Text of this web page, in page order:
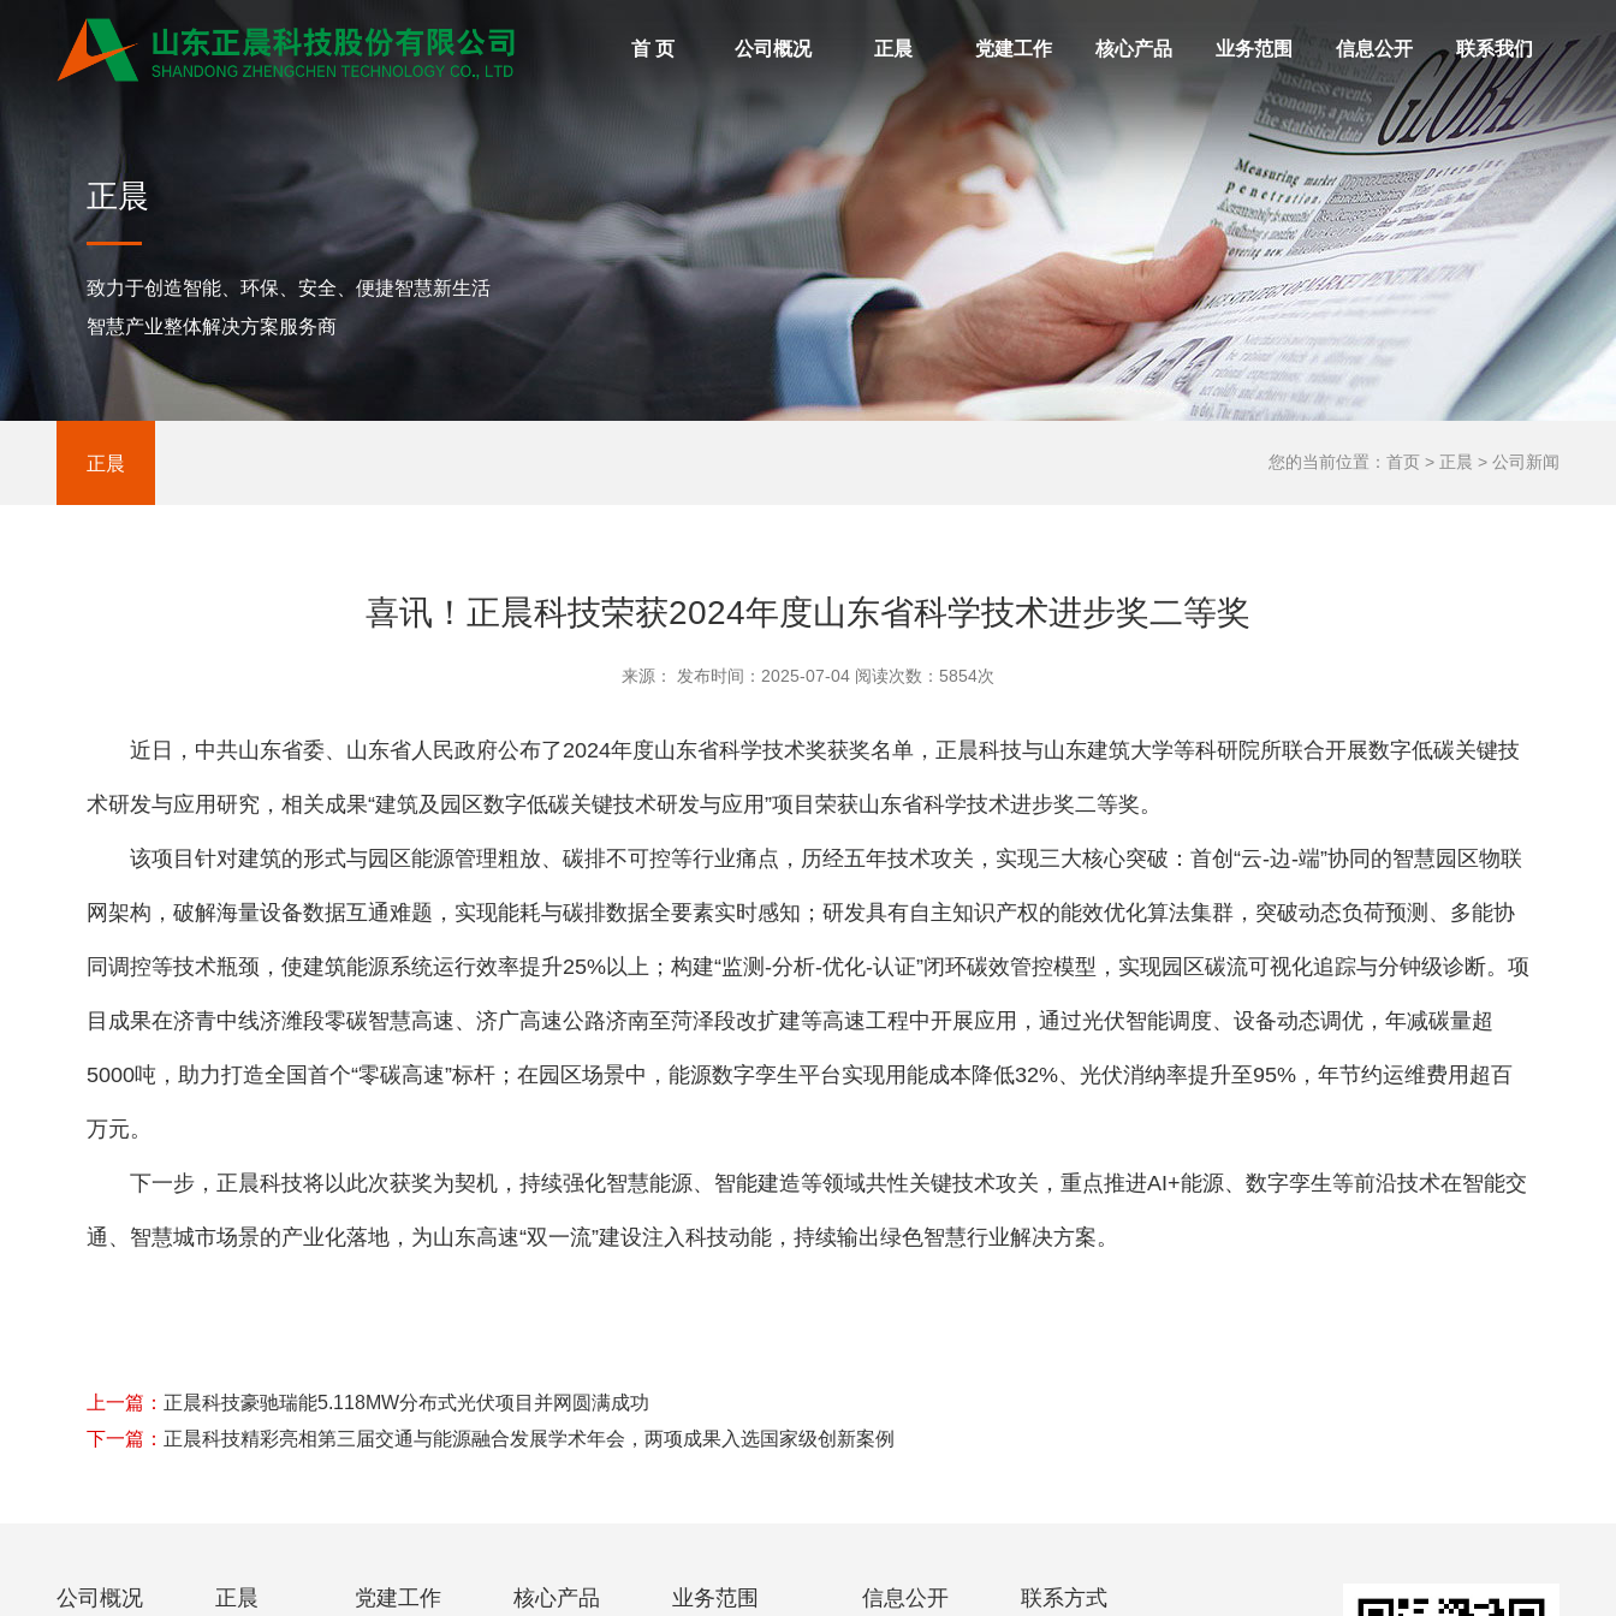
首 页 公司概况 正晨 党建工作 核心产品 业务范围 信息公开 联系我们
正晨
致力于创造智能、环保、安全、便捷智慧新生活
智慧产业整体解决方案服务商
正晨 您的当前位置： 首页 > 正晨 > 公司新闻
喜讯！正晨科技荣获2024年度山东省科学技术进步奖二等奖
来源： 发布时间：2025-07-04 阅读次数：5854次
近日，中共山东省委、山东省人民政府公布了2024年度山东省科学技术奖获奖名单，正晨科技与山东建筑大学等科研院所联合开展数字低碳关键技
术研发与应用研究，相关成果“建筑及园区数字低碳关键技术研发与应用”项目荣获山东省科学技术进步奖二等奖。
该项目针对建筑的形式与园区能源管理粗放、碳排不可控等行业痛点，历经五年技术攻关，实现三大核心突破：首创 “云-边-端”协同的智慧园区物联
网架构，破解海量设备数据互通难题，实现能耗与碳排数据全要素实时感知；研发具有自主知识产权的能效优化算法集群，突破动态负荷预测、多能协
同调控等技术瓶颈，使建筑能源系统运行效率提升25%以上；构建“监测-分析-优化-认证”闭环碳效管控模型，实现园区碳流可视化追踪与分钟级诊断。 项
目成果在济青中线济潍段零碳智慧高速、济广高速公路济南至菏泽段改扩建等高速工程中开展应用 ，通过光伏智能调度、设备动态调优，年减碳量超
5000吨，助力打造全国首个“零碳高速”标杆；在园区场景中，能源数字孪生平台实现用能成本降低32%、光伏消纳率提升至95%，年节约运维费用超百
万元。
下一步，正晨科技将以此次获奖为契机，持续强化智慧能源、智能建造等领域共性关键技术攻关，重点推进AI+能源、数字孪生等前沿技术在智能交
通、智慧城市场景的产业化落地，为山东高速“双一流”建设注入科技动能，持续输出绿色智慧行业解决方案。
上一篇： 正晨科技豪驰瑞能5.118MW分布式光伏项目并网圆满成功
下一篇： 正晨科技精彩亮相第三届交通与能源融合发展学术年会，两项成果入选国家级创新案例
公司概况 正晨 党建工作 核心产品 业务范围 信息公开 联系方式